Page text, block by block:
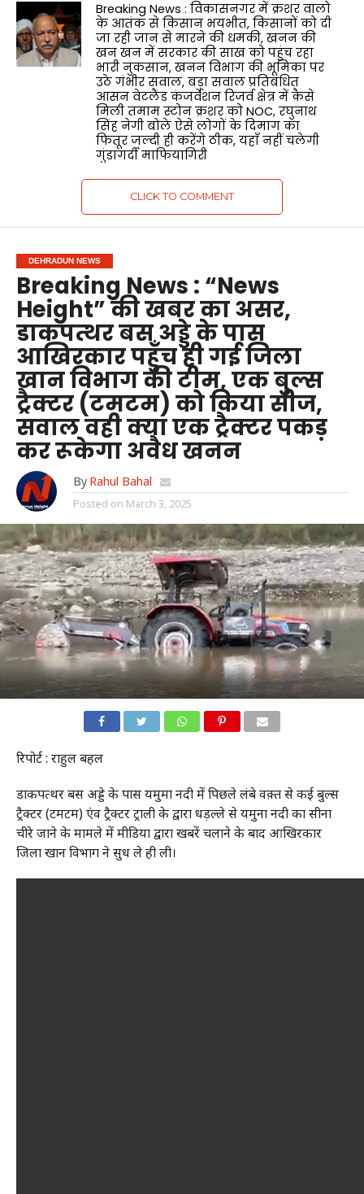
Breaking News : विकासनगर में क्रशर वालो
के आतंक से किसान भयभीत, किसानों को दी
जा रही जान से मारने की धमकी, खनन की
खन खन में सरकार की साख को पहुंच रहा
भारी नुकसान, खनन विभाग की भूमिका पर
उठे गंभीर सवाल, बड़ा सवाल प्रतिबंधित
आसन वेटलैंड कंजर्वेशन रिजर्व क्षेत्र में कैसे
मिली तमाम स्टोन क्रशर को NOC, रघुनाथ
सिंह नेगी बोले ऐसे लोगों के दिमाग का
फितूर जल्दी ही करेंगे ठीक, यहाँ नहीं चलेगी
गुंडागर्दी माफियागिरी
CLICK TO COMMENT
DEHRADUN NEWS
Breaking News : “News
Height” की खबर का असर,
डाकपत्थर बस अड्डे के पास
आखिरकार पहुँच ही गई जिला
खान विभाग की टीम, एक बुल्स
ट्रैक्टर (टमटम) को किया सीज,
सवाल वही क्या एक ट्रैक्टर पकड़
कर रूकेगा अवैध खनन
By Rahul Bahal
Posted on March 3, 2025
रिपोर्ट : राहुल बहल
डाकपत्थर बस अड्डे के पास यमुमा नदी में पिछले लंबे वक़्त से कई बुल्स
ट्रैक्टर (टमटम) एंव ट्रैक्टर ट्राली के द्वारा धड़ल्ले से यमुना नदी का सीना
चीरे जाने के मामले में मीडिया द्वारा खबरें चलाने के बाद आखिरकार
जिला खान विभाग ने सुध ले ही ली।